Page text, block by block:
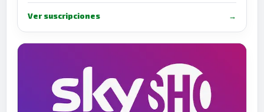
Ver suscripciones →